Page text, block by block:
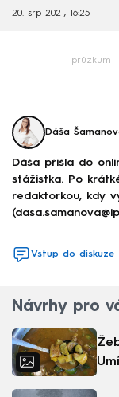
20. srp 2021, 16:25
průzkum
Dáša
Dáša přišla do
stážistka. Po
redaktorkou, kdy
Vstup do diskuze
Návrhy pro